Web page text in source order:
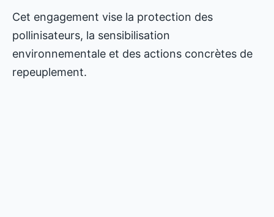
Cet engagement vise la protection des
pollinisateurs, la sensibilisation
environnementale et des actions concrètes de
repeuplement.